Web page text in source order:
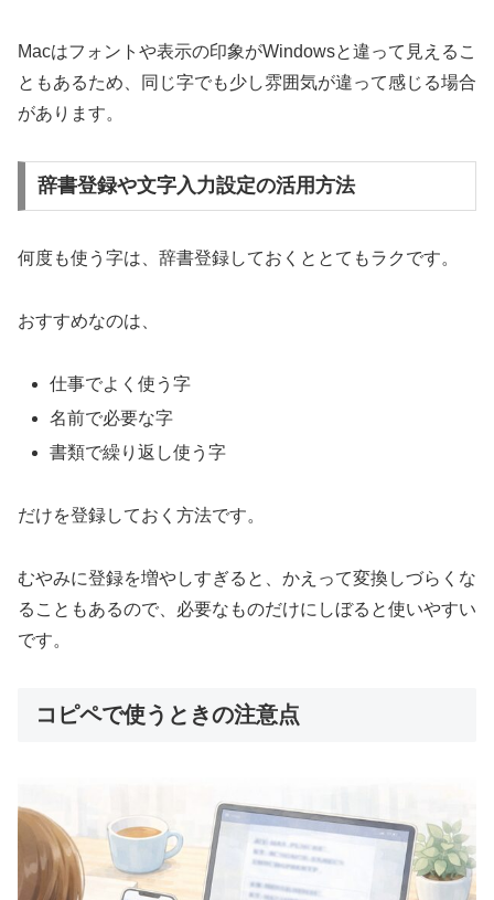
Macはフォントや表示の印象がWindowsと違って見えるこ
ともあるため、同じ字でも少し雰囲気が違って感じる場合
があります。
辞書登録や文字入力設定の活用方法
何度も使う字は、辞書登録しておくととてもラクです。
おすすめなのは、
仕事でよく使う字
名前で必要な字
書類で繰り返し使う字
だけを登録しておく方法です。
むやみに登録を増やしすぎると、かえって変換しづらくな
ることもあるので、必要なものだけにしぼると使いやすい
です。
コピペで使うときの注意点